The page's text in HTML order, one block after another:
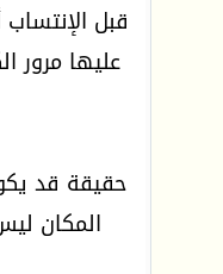
قبل
عليها مرور
حقيقة قد
المكان